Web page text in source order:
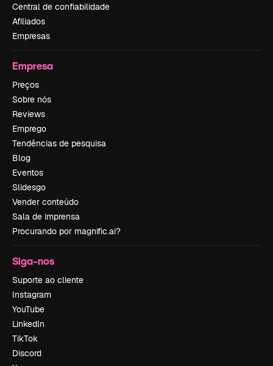
Central de confiabilidade
Afiliados
Empresas
Empresa
Preços
Sobre nós
Reviews
Emprego
Tendências de pesquisa
Blog
Eventos
Slidesgo
Vender conteúdo
Sala de imprensa
Procurando por magnific.ai?
Siga-nos
Suporte ao cliente
Instagram
YouTube
LinkedIn
TikTok
Discord